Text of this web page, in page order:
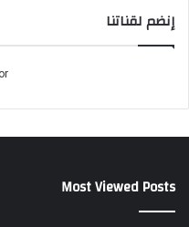
إنضم لقناتنا
Most Viewed Posts